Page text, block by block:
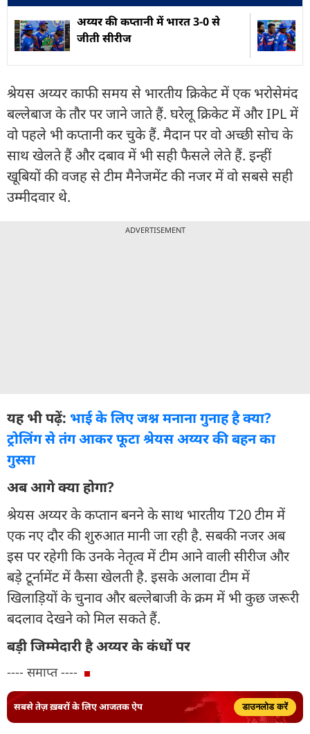
अय्यर की कप्तानी में भारत 3-0 से
जीती सीरीज
श्रेयस अय्यर काफी समय से भारतीय क्रिकेट में एक भरोसेमंद
बल्लेबाज के तौर पर जाने जाते हैं. घरेलू क्रिकेट में और IPL में
वो पहले भी कप्तानी कर चुके हैं. मैदान पर वो अच्छी सोच के
साथ खेलते हैं और दबाव में भी सही फैसले लेते हैं. इन्हीं
खूबियों की वजह से टीम मैनेजमेंट की नजर में वो सबसे सही
उम्मीदवार थे.
ADVERTISEMENT
यह भी पढ़ें: भाई के लिए जश्न मनाना गुनाह है क्या?
ट्रोलिंग से तंग आकर फूटा श्रेयस अय्यर की बहन का
गुस्सा
अब आगे क्या होगा?
श्रेयस अय्यर के कप्तान बनने के साथ भारतीय T20 टीम में
एक नए दौर की शुरुआत मानी जा रही है. सबकी नजर अब
इस पर रहेगी कि उनके नेतृत्व में टीम आने वाली सीरीज और
बड़े टूर्नामेंट में कैसा खेलती है. इसके अलावा टीम में
खिलाड़ियों के चुनाव और बल्लेबाजी के क्रम में भी कुछ जरूरी
बदलाव देखने को मिल सकते हैं.
बड़ी जिम्मेदारी है अय्यर के कंधों पर
---- समाप्त ----
सबसे तेज़ ख़बरों के लिए आजतक ऐप डाउनलोड करें